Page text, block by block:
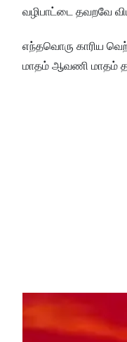
வழிபாட்டை தவறவே
எந்தவொரு காரிய
மாதம் ஆவணி மாதம்